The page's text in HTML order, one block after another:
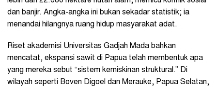
dan banjir. Angka-angka ini bukan sekadar statistik; ia
menandai hilangnya ruang hidup masyarakat adat.
Riset akademisi Universitas Gadjah Mada bahkan
mencatat, ekspansi sawit di Papua telah membentuk apa
yang mereka sebut “sistem kemiskinan struktural.” Di
wilayah seperti Boven Digoel dan Merauke, Papua Selatan,